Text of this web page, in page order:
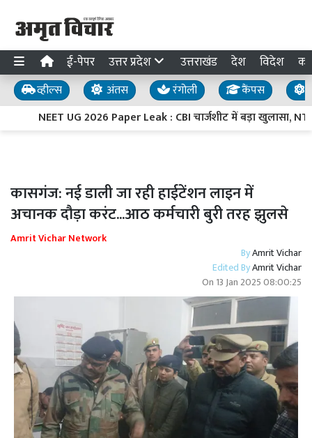
ई-पेपर उत्तर प्रदेश उत्तराखंड देश विदेश
व्हील्स अंतस रंगोली कैंपस
NEET UG 2026 Paper Leak : CBI चार्जशीट में बड़ा खुलासा,
कासगंज: नई डाली जा रही हाईटेंशन लाइन में
अचानक दौड़ा करंट...आठ कर्मचारी बुरी तरह झुलसे
Amrit Vichar Network
ByAmrit Vichar
Edited ByAmrit Vichar
On 13 Jan 2025 08:00:25